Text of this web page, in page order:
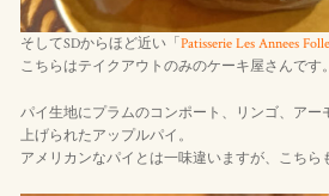
そしてSDからほど近い「 Patisserie Les Annees
こちらはテイクアウトのみのケーキ屋さんです。
パイ生地にプラムのコンポート、リンゴ、アー
上げられたアップルパイ。
アメリカンなパイとは一味違いますが、こちら